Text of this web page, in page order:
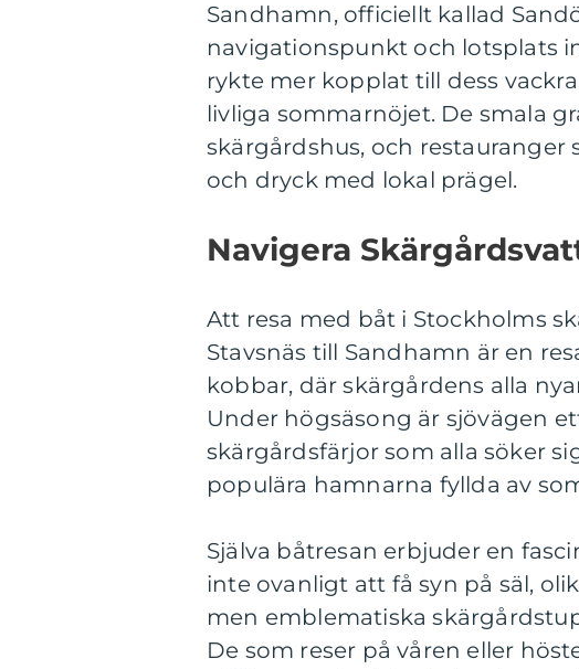
Sandhamn, officiellt kallad
navigationspunkt och lotsplats
rykte mer kopplat till dess
livliga sommarnöjet. De smala
skärgårdshus, och
och dryck med lokal prägel.
Navigera
Att resa med båt i Stockholms
Stavsnäs till Sandhamn är en
kobbar, där skärgårdens alla
Under högsäsong är sjövägen
skärgårdsfärjor som alla söker
populära hamnarna fyllda av
Själva båtresan erbjuder en
inte ovanligt att få syn på säl,
men emblematiska
De som reser på våren eller